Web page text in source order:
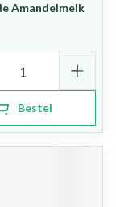
Amandelmelk
Bestel